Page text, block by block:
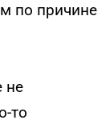
по причине
не
то